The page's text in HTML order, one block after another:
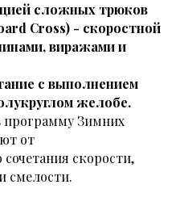
сложных трюков
Cross) - скоростной
виражами и
с выполнением
желобе.
программу Зимних
от
скорости,
смелости.